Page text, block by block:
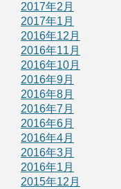
2017年2月
2017年1月
2016年12月
2016年11月
2016年10月
2016年9月
2016年8月
2016年7月
2016年6月
2016年4月
2016年3月
2016年1月
2015年12月